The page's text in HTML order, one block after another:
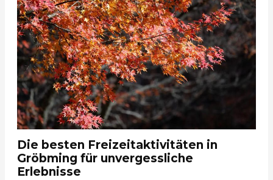
Die besten Freizeitaktivitäten in
Gröbming für unvergessliche
Erlebnisse